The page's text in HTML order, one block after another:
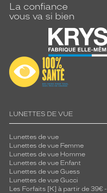
La confiance
vous va si bien
LUNETTES DE VUE
Lunettes de vue
Lunettes de vue Femme
Lunettes de vue Homme
Lunettes de vue Enfant
Lunettes de vue Guess
Lunettes de vue Gucci
Les Forfaits [K] à partir de 39€ -